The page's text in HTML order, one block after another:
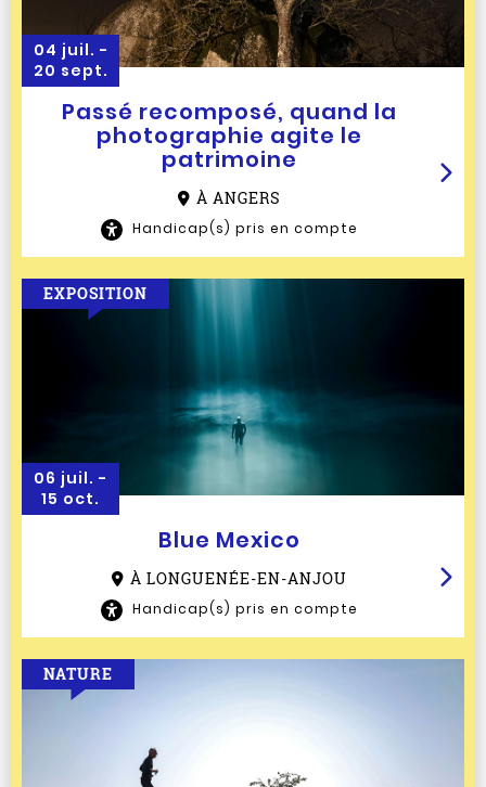
Passé recomposé, quand la
photographie agite le
patrimoine
04 juil. -
20 sept.
À ANGERS
Handicap(s) pris en compte
Blue Mexico
06 juil. -
15 oct.
À LONGUENÉE-EN-ANJOU
Handicap(s) pris en compte
EXPOSITION
NATURE